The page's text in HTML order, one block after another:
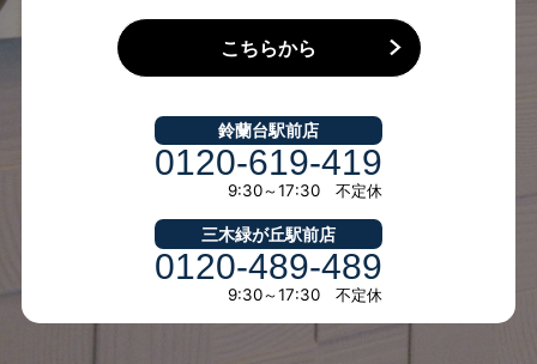
こちらから
鈴蘭台駅前店
0120-619-419
9:30～17:30 不定休
三木緑が丘駅前店
0120-489-489
9:30～17:30 不定休